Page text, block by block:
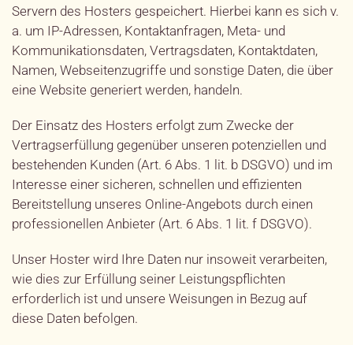
Servern des Hosters gespeichert. Hierbei kann es sich v.
a. um IP-Adressen, Kontaktanfragen, Meta- und
Kommunikationsdaten, Vertragsdaten, Kontaktdaten,
Namen, Webseitenzugriffe und sonstige Daten, die über
eine Website generiert werden, handeln.
Der Einsatz des Hosters erfolgt zum Zwecke der
Vertragserfüllung gegenüber unseren potenziellen und
bestehenden Kunden (Art. 6 Abs. 1 lit. b DSGVO) und im
Interesse einer sicheren, schnellen und effizienten
Bereitstellung unseres Online-Angebots durch einen
professionellen Anbieter (Art. 6 Abs. 1 lit. f DSGVO).
Unser Hoster wird Ihre Daten nur insoweit verarbeiten,
wie dies zur Erfüllung seiner Leistungspflichten
erforderlich ist und unsere Weisungen in Bezug auf
diese Daten befolgen.